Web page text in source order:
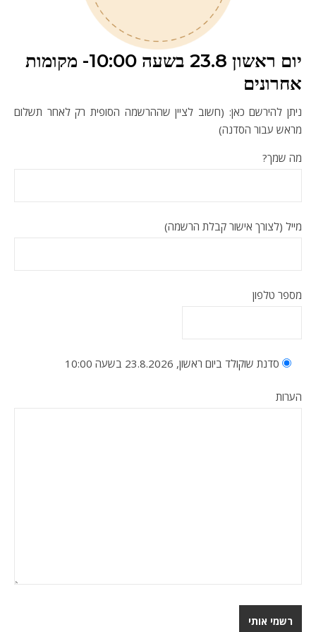
יום ראשון 23.8 בשעה 10:00- מקומות
אחרונים
ניתן להירשם כאן: (חשוב לציין שההרשמה הסופית רק לאחר תשלום
מראש עבור הסדנה)
מה שמך?
מייל (לצורך אישור קבלת הרשמה)
מספר טלפון
סדנת שוקולד ביום ראשון, 23.8.2026 בשעה 10:00
הערות